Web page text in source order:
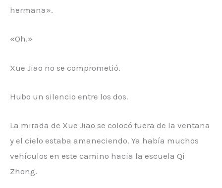
hermana».
«Oh.»
Xue Jiao no se comprometió.
Hubo un silencio entre los dos.
La mirada de Xue Jiao se colocó fuera de la ventana
y el cielo estaba amaneciendo. Ya había muchos
vehículos en este camino hacia la escuela Qi
Zhong.